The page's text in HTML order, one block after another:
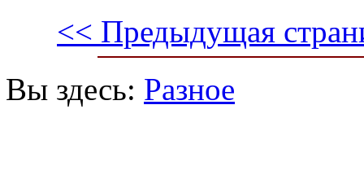
<< Предыдущая
Вы здесь: Разное